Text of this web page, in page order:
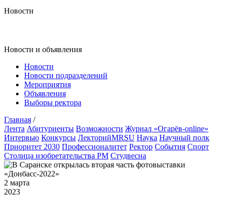
Новости
Новости и объявления
Новости
Новости подразделений
Мероприятия
Объявления
Выборы ректора
Главная /
Лента Абитуриенты Возможности Журнал «Огарёв-online»
Интервью Конкурсы ЛекторийMRSU Наука Научный полк
Приоритет 2030 Профессионалитет Ректор События Спорт
Столица изобретательства РМ Студвесна
2 марта
2023